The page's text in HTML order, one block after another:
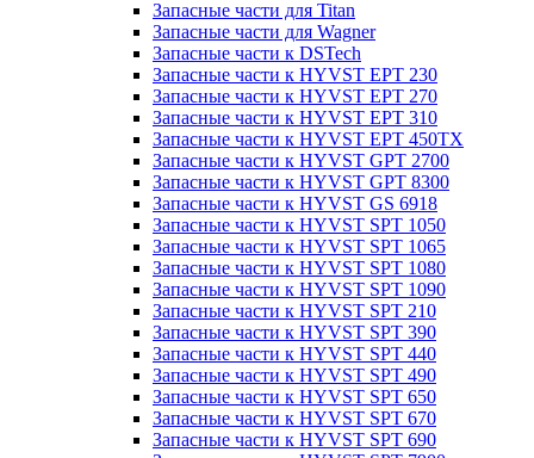
Запасные части для Titan
Запасные части для Wagner
Запасные части к DSTech
Запасные части к HYVST EPT 230
Запасные части к HYVST EPT 270
Запасные части к HYVST EPT 310
Запасные части к HYVST EPT 450TX
Запасные части к HYVST GPT 2700
Запасные части к HYVST GPT 8300
Запасные части к HYVST GS 6918
Запасные части к HYVST SPT 1050
Запасные части к HYVST SPT 1065
Запасные части к HYVST SPT 1080
Запасные части к HYVST SPT 1090
Запасные части к HYVST SPT 210
Запасные части к HYVST SPT 390
Запасные части к HYVST SPT 440
Запасные части к HYVST SPT 490
Запасные части к HYVST SPT 650
Запасные части к HYVST SPT 670
Запасные части к HYVST SPT 690